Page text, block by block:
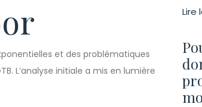
et des problématiques
L’analyse initiale a mis en lumière
Lire